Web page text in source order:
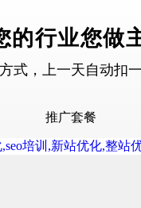
的行业您做
式，上一天自动扣
推广套餐